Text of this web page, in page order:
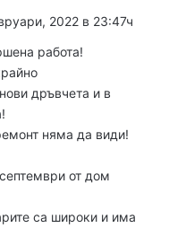
2022 в 23:47ч
работа!
дръвчета и в
няма да види!
от дом
са широки и има